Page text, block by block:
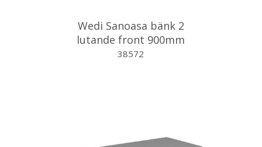
Wedi Sanoasa bänk 2
lutande front 900mm
38572